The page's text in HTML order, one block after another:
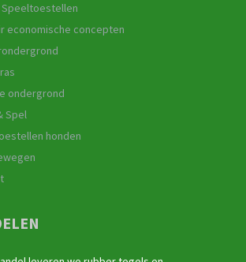
Speeltoestellen
economische concepten
ondergrond
Spel
honden